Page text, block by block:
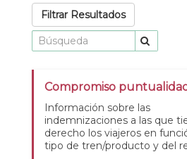
Filtrar Resultados
Compromiso
Información sobre las
indemnizaciones a las que
derecho los viajeros en
tipo de tren/producto y del